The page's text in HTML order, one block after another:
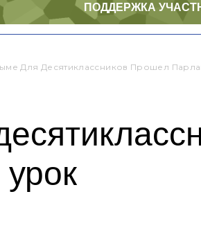
ПОДДЕРЖКА
Для Десятиклассников Прошел